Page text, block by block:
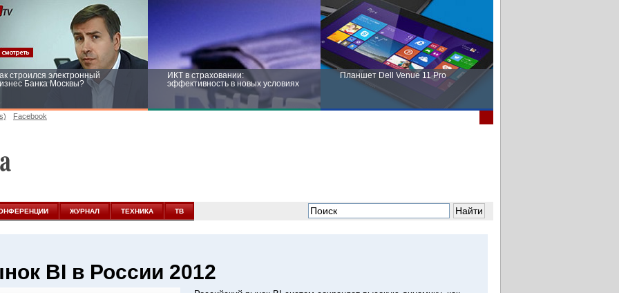
строился электронный
Банка Москвы?
ИКТ в страховании:
эффективность в новых условиях
Планшет Dell Venue 11 Pro
новых условиях
Facebook
ЖУРНАЛ ТЕХНИКА ТВ
BI в России 2012